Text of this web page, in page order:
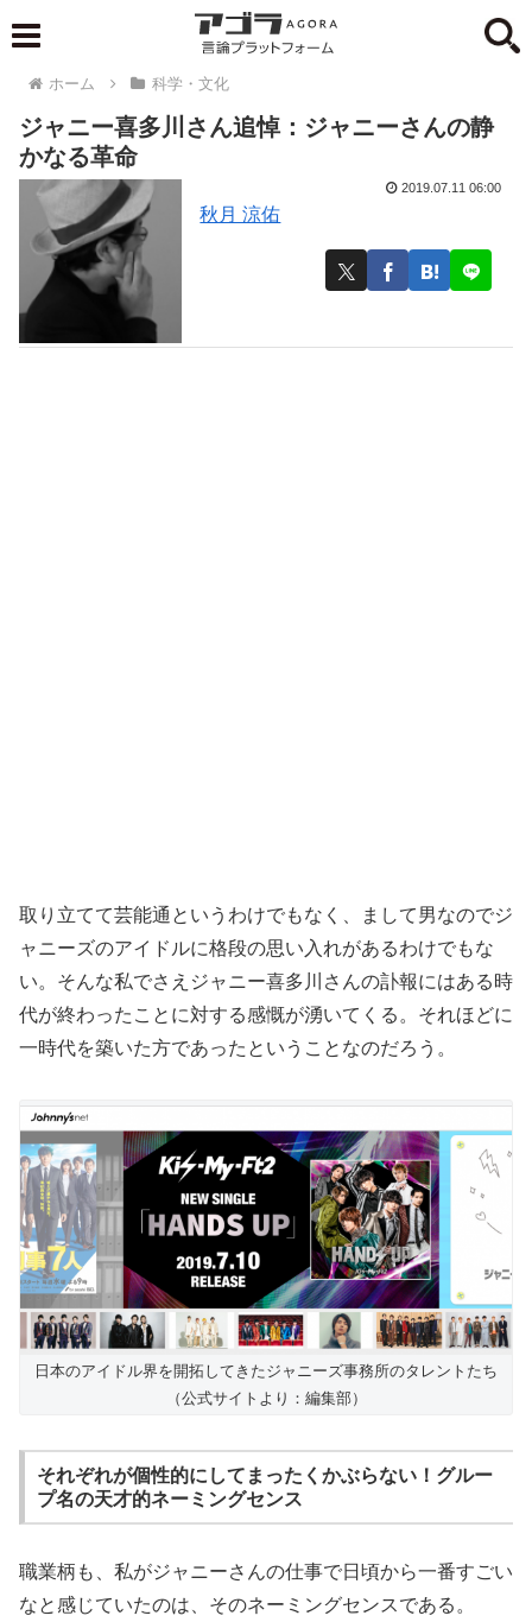
ホーム 科学・文化
ジャニー喜多川さん追悼：ジャニーさんの静
かなる革命
秋月 涼佑
2019.07.11 06:00
取り立てて芸能通というわけでもなく、まして男なのでジ
ャニーズのアイドルに格段の思い入れがあるわけでもな
い。そんな私でさえジャニー喜多川さんの訃報にはある時
代が終わったことに対する感慨が湧いてくる。それほどに
一時代を築いた方であったということなのだろう。
日本のアイドル界を開拓してきたジャニーズ事務所のタレントたち
（公式サイトより：編集部）
それぞれが個性的にしてまったくかぶらない！グルー
プ名の天才的ネーミングセンス
職業柄も、私がジャニーさんの仕事で日頃から一番すごい
なと感じていたのは、そのネーミングセンスである。